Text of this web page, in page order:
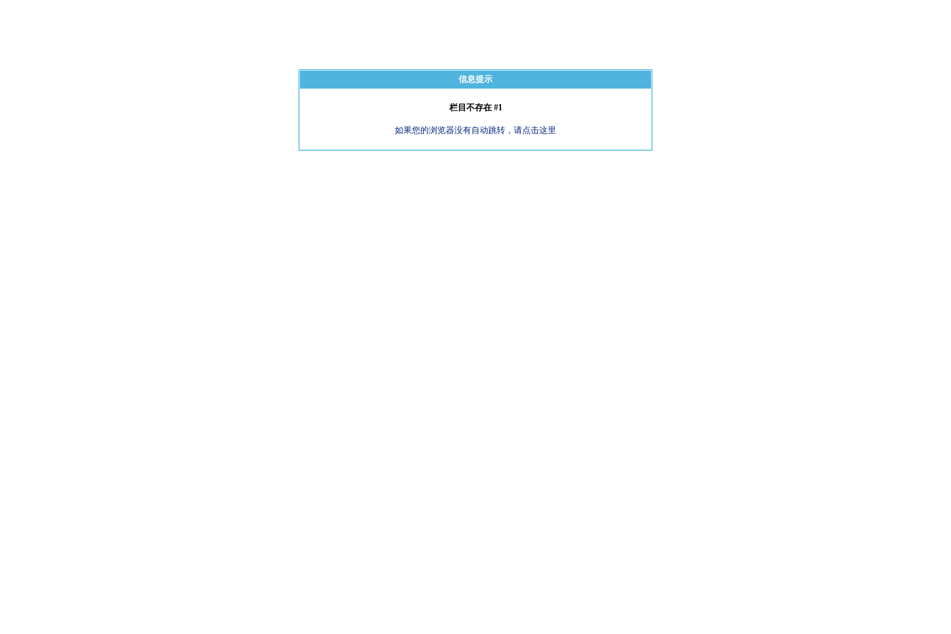
信息提示
栏目不存在 #1
如果您的浏览器没有自动跳转，请点击这里